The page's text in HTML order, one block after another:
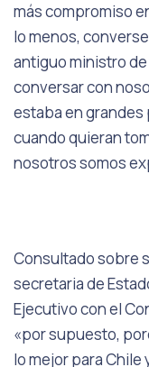
más compromiso
lo menos,
antiguo ministro
conversar con
estaba en grandes
cuando quieran
nosotros somos
Consultado sobre
secretaria de
Ejecutivo con el
«por supuesto,
lo mejor para Chile